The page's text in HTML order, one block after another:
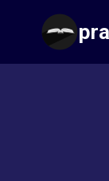
содержимому